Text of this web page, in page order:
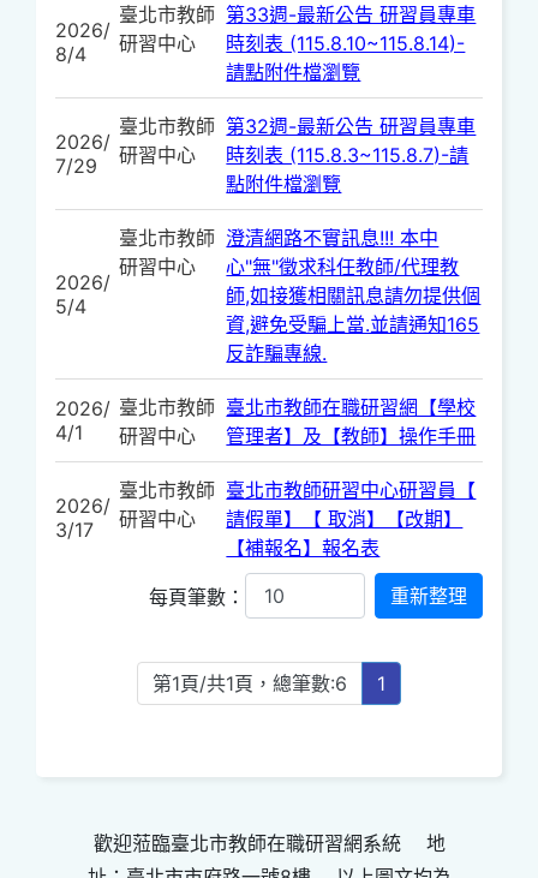
2026/
8/4
臺北市教師
研習中心
第33週-最新公告 研習員專車
時刻表 (115.8.10~115.8.14)-
請點附件檔瀏覽
2026/
7/29
臺北市教師
研習中心
第32週-最新公告 研習員專車
時刻表 (115.8.3~115.8.7)-請
點附件檔瀏覽
2026/
5/4
臺北市教師
研習中心
澄清網路不實訊息!!! 本中
心"無"徵求科任教師/代理教
師,如接獲相關訊息請勿提供個
資,避免受騙上當.並請通知165
反詐騙專線.
2026/
4/1
臺北市教師
研習中心
臺北市教師在職研習網【學校
管理者】及【教師】操作手冊
2026/
3/17
臺北市教師
研習中心
臺北市教師研習中心研習員【
請假單】【 取消】【改期】
【補報名】報名表
每頁筆數：
第1頁/共1頁，總筆數:6 1
歡迎蒞臨臺北市教師在職研習網系統 地